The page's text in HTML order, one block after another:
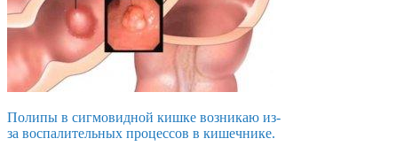
Полипы в сигмовидной кишке возникаю из-
за воспалительных процессов в кишечнике.